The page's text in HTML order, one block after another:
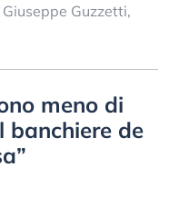
Guzzetti,
meno di
banchiere de